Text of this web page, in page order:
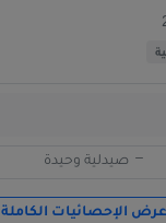
صيدلية وحيدة
عرض الإحصائيات الكاملة